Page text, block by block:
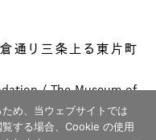
め、当ウェブサイトでは
する場合、Cookie の使用
通り三条上る東片町
/ The Museum of